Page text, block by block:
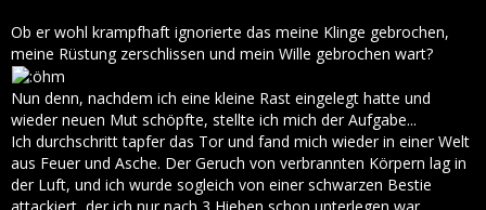
Ob er wohl krampfhaft ignorierte das meine Klinge gebrochen,
meine Rüstung zerschlissen und mein Wille gebrochen wart?
Nun denn, nachdem ich eine kleine Rast eingelegt hatte und
wieder neuen Mut schöpfte, stellte ich mich der Aufgabe...
Ich durchschritt tapfer das Tor und fand mich wieder in einer Welt
aus Feuer und Asche. Der Geruch von verbrannten Körpern lag in
der Luft, und ich wurde sogleich von einer schwarzen Bestie